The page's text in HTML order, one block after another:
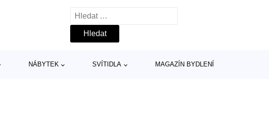
Vyhledávání
NÁBYTEK SVÍTIDLA MAGAZÍN BYDLENÍ